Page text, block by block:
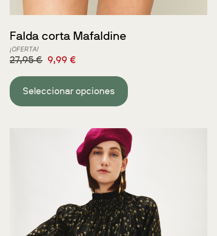
¡OFERTA!
Falda corta Mafaldine
27,95€ 9,99 €
Seleccionar opciones